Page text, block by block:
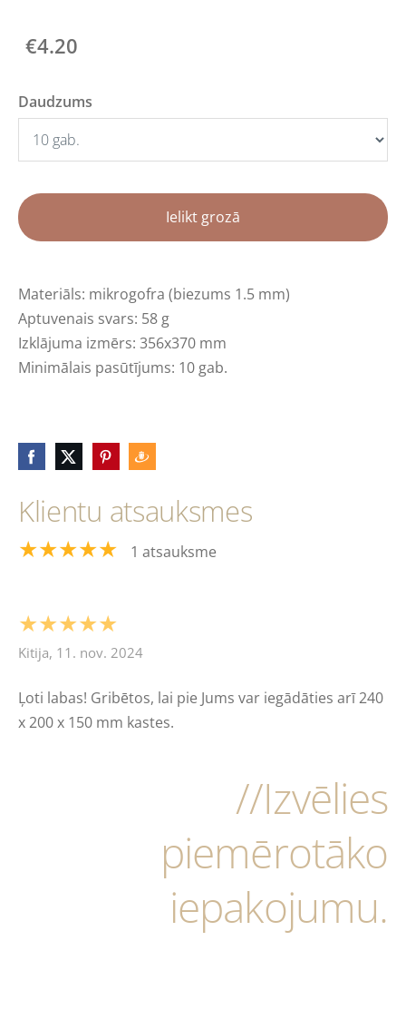
//Izvēlies
piemērotāko
iepakojumu.
€4.20
Daudzums
Ielikt grozā
Materiāls: mikrogofra (biezums 1.5 mm)
Aptuvenais svars: 58 g
Izklājuma izmērs: 356x370 mm
Minimālais pasūtījums: 10 gab.
Klientu atsauksmes
★★★★★ 1 atsauksme
★★★★★
Kitija, 11. nov. 2024
Ļoti labas! Gribētos, lai pie Jums var iegādāties arī 240
x 200 x 150 mm kastes.